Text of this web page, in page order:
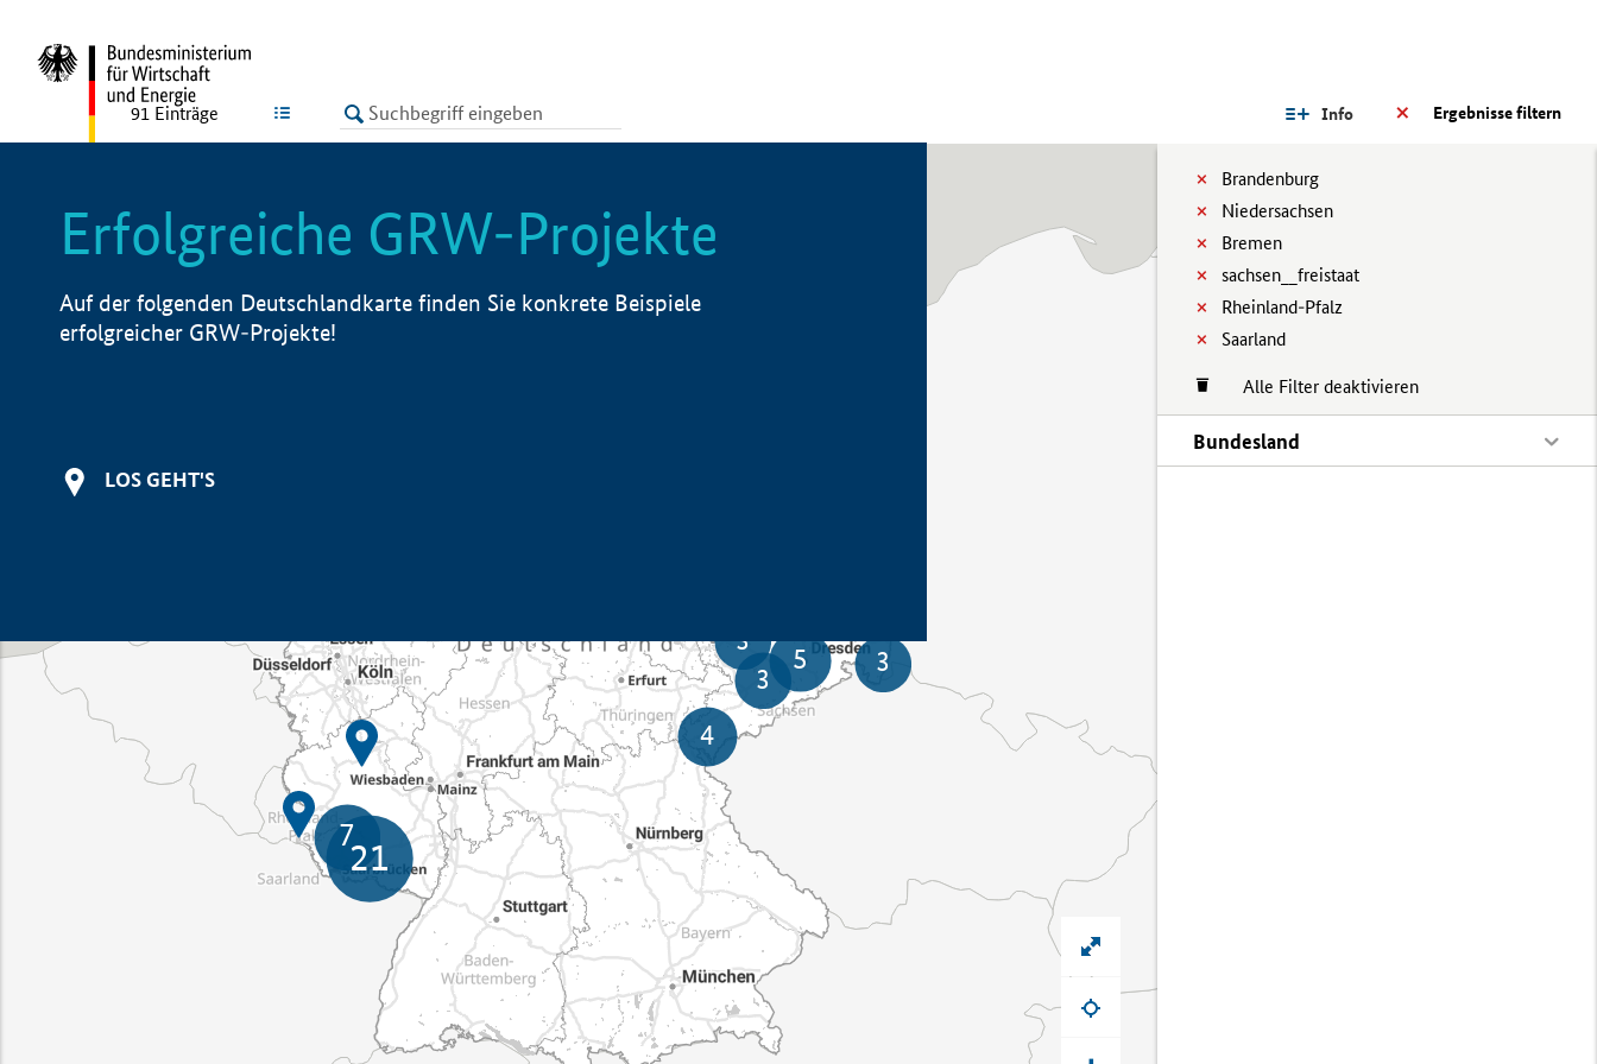
LISTE Ergebnisse filtern
Info
Brandenburg
Niedersachsen
Bremen
sachsen__freistaat
Rheinland-Pfalz
Saarland
Alle Filter deaktivieren
Bundesland
91 Einträge
Erfolgreiche GRW-Projekte
Auf der folgenden Deutschlandkarte finden Sie konkrete Beispiele
erfolgreicher GRW-Projekte!
LOS GEHT'S